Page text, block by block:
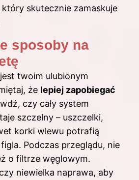
skutecznie zamaskuje
sposoby na
twoim ulubionym
że lepiej zapobiegać
czy cały system
szczelny – uszczelki,
korki wlewu potrafią
Podczas przeglądu, nie
o filtrze węglowym.
niewielka naprawa, aby